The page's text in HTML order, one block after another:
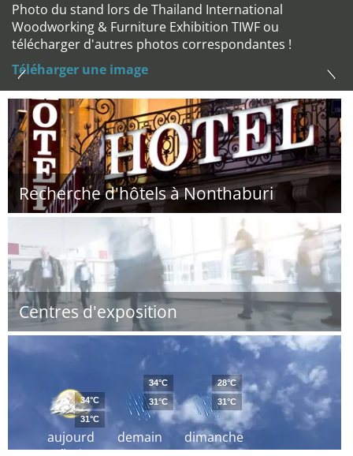
Photo du stand lors de Thailand International
Woodworking & Furniture Exhibition TIWF ou
télécharger d'autres photos correspondantes !
Téléharger une image
Recherche d'hôtels à Nonthaburi
Centres d'exposition
aujourd
34°C
31°C
demain
34°C
31°C
dimanche
28°C
31°C